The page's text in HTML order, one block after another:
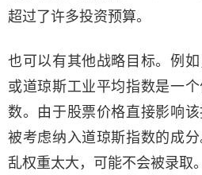
超过了许多投资预算。
也可以有其他战略目标。例
或道琼斯工业平均指数是一
数。由于股票价格直接影响
被考虑纳入道琼斯指数的成
乱权重太大，可能不会被录取。